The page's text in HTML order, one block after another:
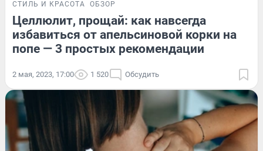
СТИЛЬ И КРАСОТА ОБЗОР
Целлюлит, прощай: как навсегда
избавиться от апельсиновой корки на
попе — 3 простых рекомендации
2 мая, 2023, 17:00 1 520 Обсудить